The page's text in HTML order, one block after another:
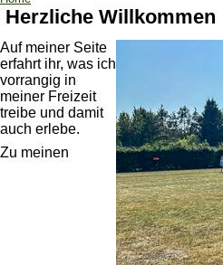
Herzliche Willkommen
Auf meiner Seite
erfahrt ihr, was ich
vorrangig in
meiner Freizeit
treibe und damit
auch erlebe.
Zu meinen